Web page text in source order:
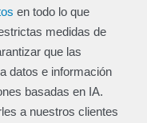
en todo lo que
medidas de
que las
datos e información
basadas en IA.
a nuestros clientes